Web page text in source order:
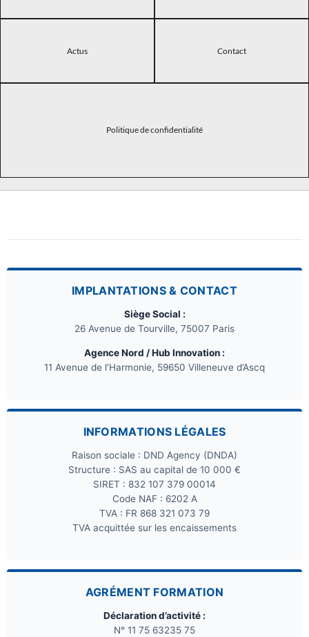
Actus Contact
Politique de confidentialité
IMPLANTATIONS & CONTACT
Siège Social :
26 Avenue de Tourville, 75007 Paris
Agence Nord / Hub Innovation :
11 Avenue de l’Harmonie, 59650 Villeneuve d’Ascq
INFORMATIONS LÉGALES
Raison sociale : DND Agency (DNDA)
Structure : SAS au capital de 10 000 €
SIRET : 832 107 379 00014
Code NAF : 6202 A
TVA : FR 868 321 073 79
TVA acquittée sur les encaissements
AGRÉMENT FORMATION
Déclaration d’activité :
N° 11 75 63235 75